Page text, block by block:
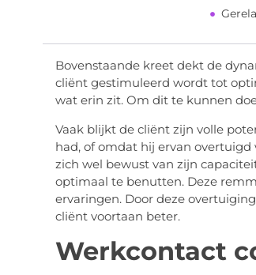
Bovenstaande kreet dekt de
cliënt gestimuleerd wordt tot
wat erin zit. Om dit te kunnen
Vaak blijkt de cliënt zijn volle
had, of omdat hij ervan
zich wel bewust van zijn
optimaal te benutten. Deze
ervaringen. Door deze
cliënt voortaan beter.
Werkcontact